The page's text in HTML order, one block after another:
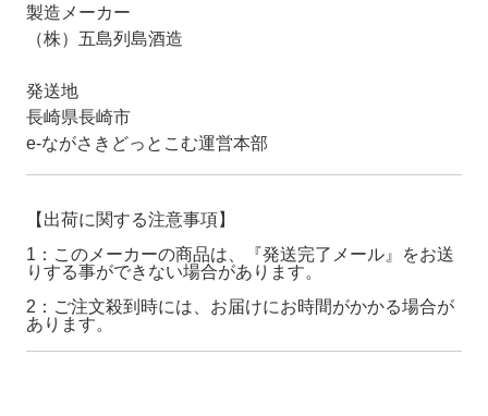
製造メーカー
（株）五島列島酒造
発送地
長崎県長崎市
e-ながさきどっとこむ運営本部
【出荷に関する注意事項】
1：このメーカーの商品は、『発送完了メール』をお送
りする事ができない場合があります。
2：ご注文殺到時には、お届けにお時間がかかる場合が
あります。